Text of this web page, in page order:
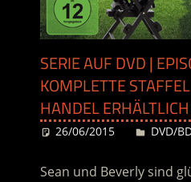
SERIE AUF DVD |
KOMPLETTE
HANDEL ERHÄLTLICH
26/06/2015 Desiree
DVD/
Sean und Beverly sind